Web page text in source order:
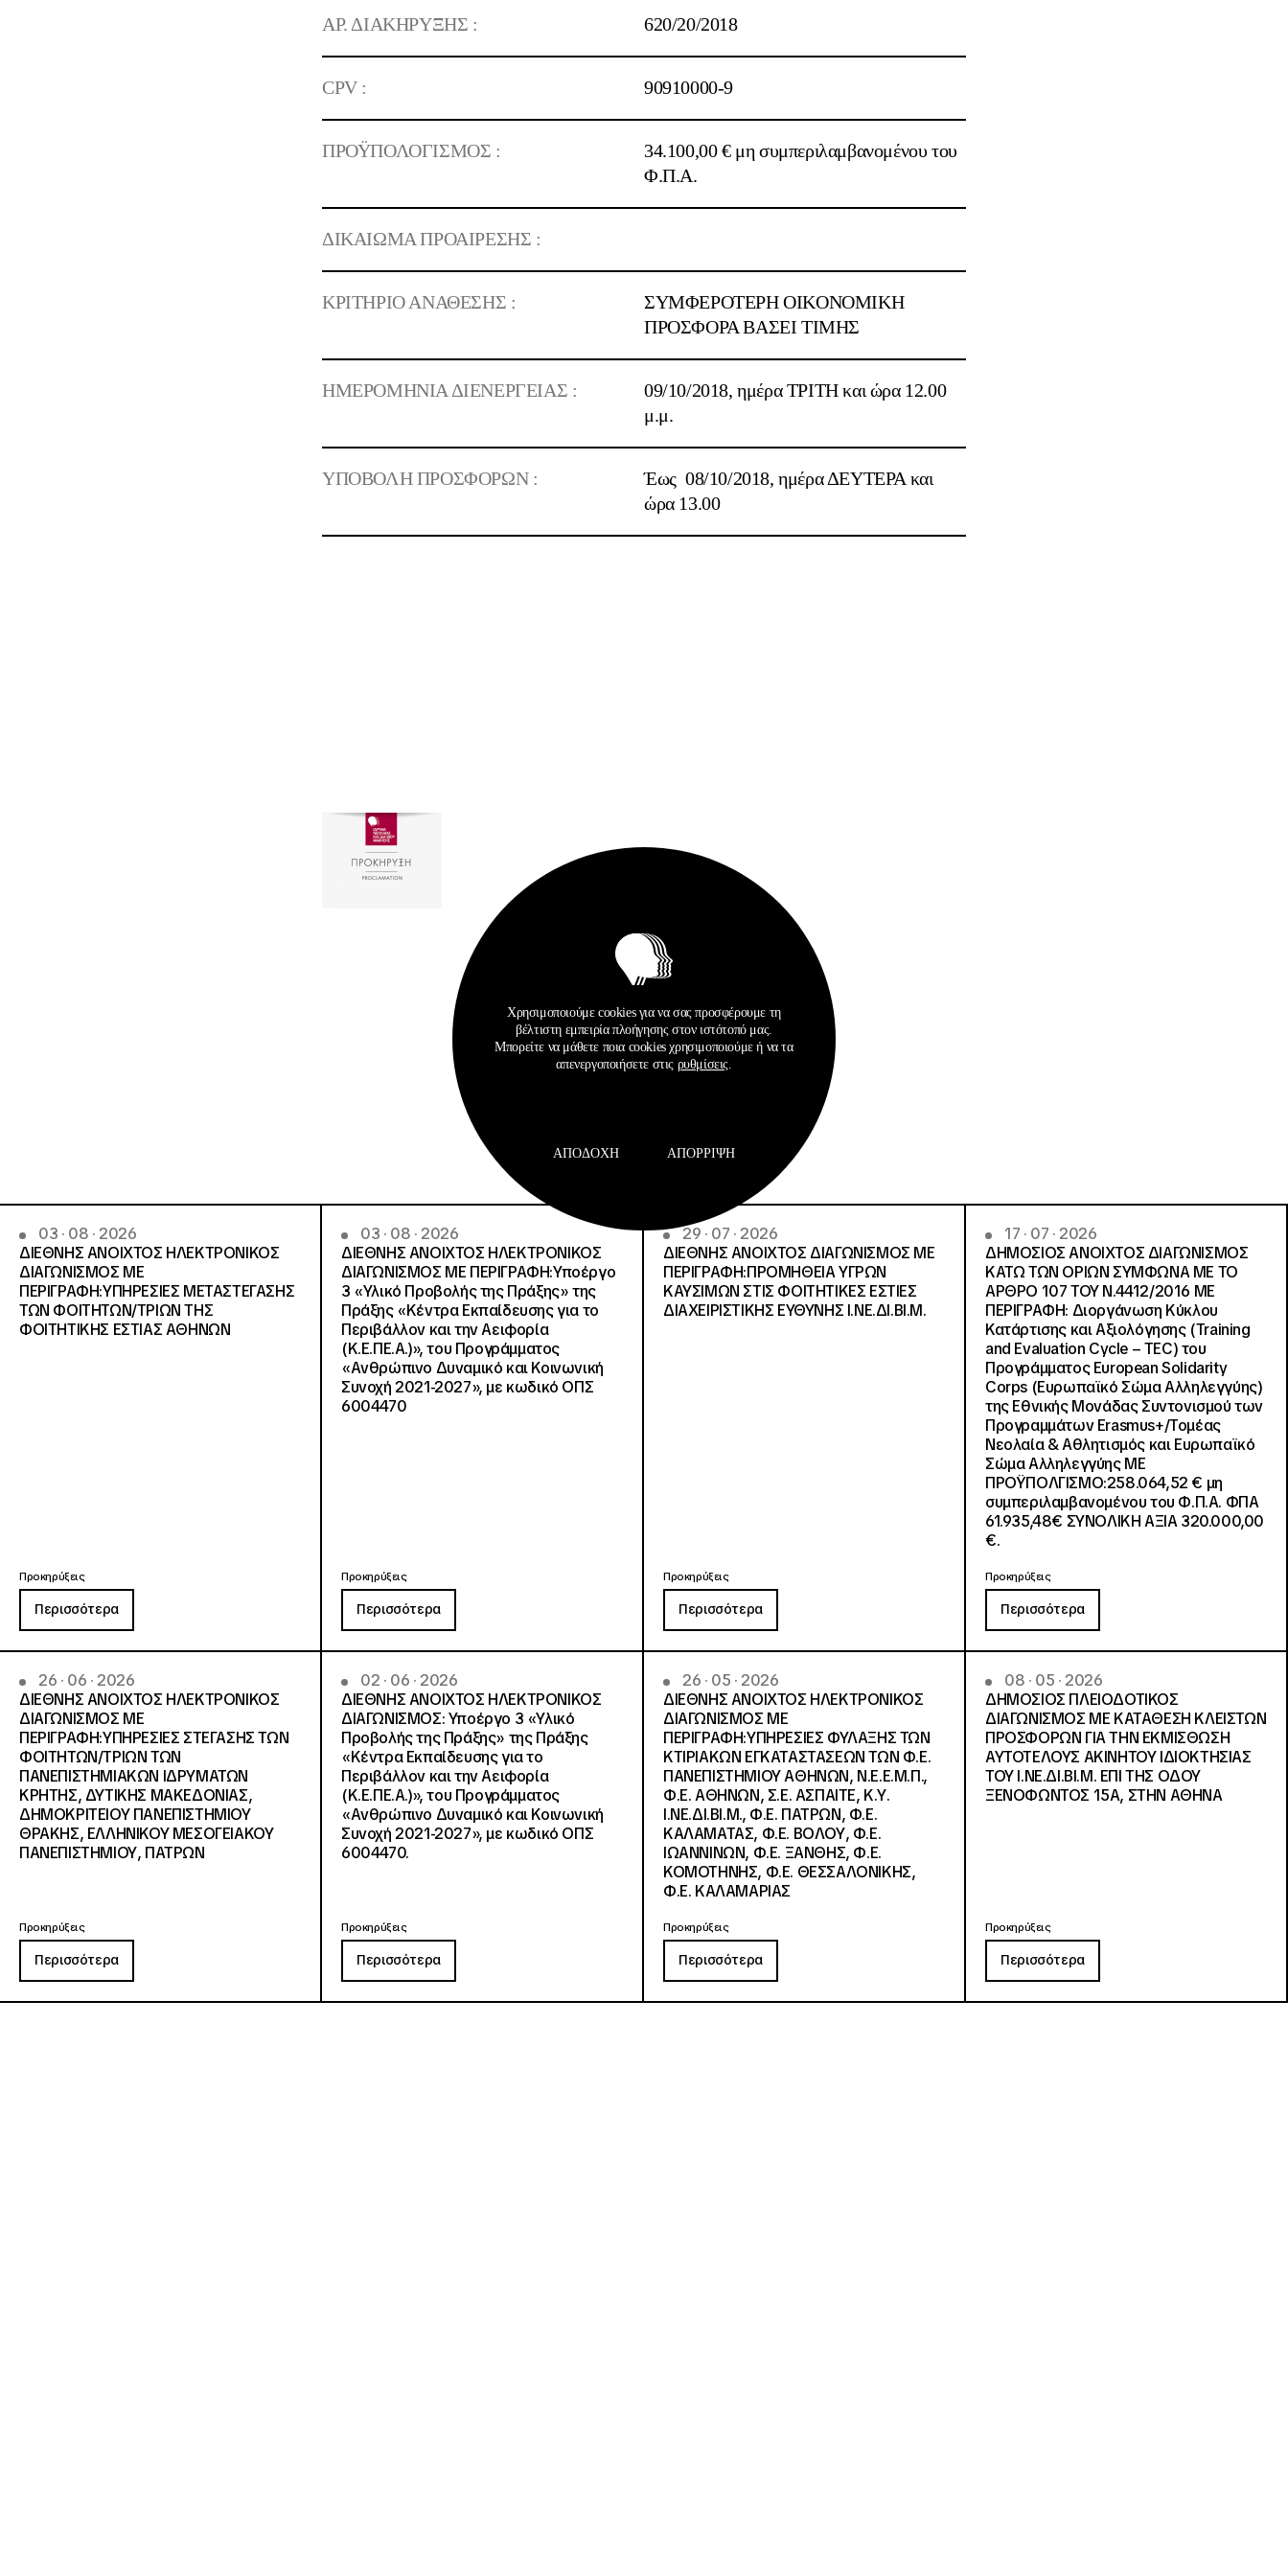
ΑΡ. ΔΙΑΚΗΡΥΞΗΣ : 620/20/2018
CPV : 90910000-9
ΠΡΟΫΠΟΛΟΓΙΣΜΟΣ : 34.100,00 €μη συμπεριλαμβανομένου του
Φ.Π.Α.
ΔΙΚΑΙΩΜΑ ΠΡΟΑΙΡΕΣΗΣ :
ΚΡΙΤΗΡΙΟ ΑΝΑΘΕΣΗΣ :
ΣΥΜΦΕΡΟΤΕΡΗ OIKONOMIKH
ΠΡΟΣΦΟΡΑ ΒΑΣΕΙ ΤΙΜΗΣ
ΗΜΕΡΟΜΗΝΙΑ ΔΙΕΝΕΡΓΕΙΑΣ : 09/10/2018, ημέρα ΤΡΙΤΗ και ώρα 12.00
μ.μ.
ΥΠΟΒΟΛΗ ΠΡΟΣΦΟΡΩΝ : Έως 08/10/2018, ημέρα ΔΕΥΤΕΡΑ και
ώρα 13.00
Σχετικά Αρχεία
03 · 08 · 2026
ΔΙΕΘΝΗΣ ΑΝΟΙΧΤΟΣ ΗΛΕΚΤΡΟΝΙΚΟΣ
ΔΙΑΓΩΝΙΣΜΟΣ ΜΕ
ΠΕΡΙΓΡΑΦΗ:ΥΠΗΡΕΣΙΕΣ METAΣΤΕΓΑΣΗΣ
ΤΩΝ ΦΟΙΤΗΤΩΝ/ΤΡΙΩΝ ΤΗΣ
ΦΟΙΤΗΤΙΚΗΣ ΕΣΤΙΑΣ ΑΘΗΝΩΝ
Προκηρύξεις
Περισσότερα
03 · 08 · 2026
ΔΙΕΘΝΗΣ ΑΝΟΙΧΤΟΣ ΗΛΕΚΤΡΟΝΙΚΟΣ
ΔΙΑΓΩΝΙΣΜΟΣ ΜΕ ΠΕΡΙΓΡΑΦΗ:Υποέργο
3 «Υλικό Προβολής της Πράξης» της
Πράξης «Κέντρα Εκπαίδευσης για το
Περιβάλλον και την Αειφορία
(Κ.Ε.ΠΕ.Α.)», του Προγράμματος
«Ανθρώπινο Δυναμικό και Κοινωνική
Συνοχή 2021-2027», με κωδικό ΟΠΣ
6004470
Προκηρύξεις
Περισσότερα
29 · 07 · 2026
ΔΙΕΘΝΗΣ ΑΝΟΙΧΤΟΣ ΔΙΑΓΩΝΙΣΜΟΣ ΜΕ
ΠΕΡΙΓΡΑΦΗ:ΠΡΟΜΗΘΕΙΑ ΥΓΡΩΝ
ΚΑΥΣΙΜΩΝ ΣΤΙΣ ΦΟΙΤΗΤΙΚΕΣ ΕΣΤΙΕΣ
ΔΙΑΧΕΙΡΙΣΤΙΚΗΣ ΕΥΘΥΝΗΣ Ι.ΝΕ.ΔΙ.ΒΙ.Μ.
Προκηρύξεις
Περισσότερα
17 · 07 · 2026
ΔΗΜΟΣΙΟΣ ΑΝΟΙΧΤΟΣ ΔΙΑΓΩΝΙΣΜΟΣ
ΚΑΤΩ ΤΩΝ ΟΡΙΩΝ ΣΥΜΦΩΝΑ ΜΕ ΤΟ
ΑΡΘΡΟ 107 ΤΟΥ Ν.4412/2016 ΜΕ
ΠΕΡΙΓΡΑΦΗ: Διοργάνωση Κύκλου
Κατάρτισης και Αξιολόγησης (Training
and Evaluation Cycle – TEC) του
Προγράμματος European Solidarity
Corps (Ευρωπαϊκό Σώμα Αλληλεγγύης)
της Εθνικής Μονάδας Συντονισμού των
Προγραμμάτων Erasmus+/Τομέας
Νεολαία & Αθλητισμός και Ευρωπαϊκό
Σώμα Αλληλεγγύης ΜΕ
ΠΡΟΫΠΟΛΓΙΣΜΟ:258.064,52 € μη
συμπεριλαμβανομένου του Φ.Π.Α. ΦΠΑ
61.935,48€ ΣΥΝΟΛΙΚΗ ΑΞΙΑ 320.000,00
€.
Προκηρύξεις
Περισσότερα
26 · 06 · 2026
ΔΙΕΘΝΗΣ ΑΝΟΙΧΤΟΣ ΗΛΕΚΤΡΟΝΙΚΟΣ
ΔΙΑΓΩΝΙΣΜΟΣ ΜΕ
ΠΕΡΙΓΡΑΦΗ:ΥΠΗΡΕΣΙΕΣ ΣΤΕΓΑΣΗΣ ΤΩΝ
ΦΟΙΤΗΤΩΝ/ΤΡΙΩΝ ΤΩΝ
ΠΑΝΕΠΙΣΤΗΜΙΑΚΩΝ ΙΔΡΥΜΑΤΩΝ
KΡΗΤΗΣ, ΔΥΤΙΚΗΣ ΜΑΚΕΔΟΝΙΑΣ,
ΔΗΜΟΚΡΙΤΕΙΟΥ ΠΑΝΕΠΙΣΤΗΜΙΟΥ
ΘΡΑΚΗΣ, ΕΛΛΗΝΙΚΟΥ ΜΕΣΟΓΕΙΑΚΟΥ
ΠΑΝΕΠΙΣΤΗΜΙΟΥ, ΠΑΤΡΩΝ
Προκηρύξεις
Περισσότερα
02 · 06 · 2026
ΔΙΕΘΝΗΣ ΑΝΟΙΧΤΟΣ ΗΛΕΚΤΡΟΝΙΚΟΣ
ΔΙΑΓΩΝΙΣΜΟΣ: Υποέργο 3 «Υλικό
Προβολής της Πράξης» της Πράξης
«Κέντρα Εκπαίδευσης για το
Περιβάλλον και την Αειφορία
(Κ.Ε.ΠΕ.Α.)», του Προγράμματος
«Ανθρώπινο Δυναμικό και Κοινωνική
Συνοχή 2021-2027», με κωδικό ΟΠΣ
6004470.
Προκηρύξεις
Περισσότερα
26 · 05 · 2026
ΔΙΕΘΝΗΣ ΑΝΟΙΧΤΟΣ ΗΛΕΚΤΡΟΝΙΚΟΣ
ΔΙΑΓΩΝΙΣΜΟΣ ΜΕ
ΠΕΡΙΓΡΑΦΗ:ΥΠΗΡΕΣΙΕΣ ΦΥΛΑΞΗΣ ΤΩΝ
ΚΤΙΡΙΑΚΩΝ ΕΓΚΑΤΑΣΤΑΣΕΩΝ ΤΩΝ Φ.Ε.
ΠΑΝΕΠΙΣΤΗΜΙΟΥ ΑΘΗΝΩΝ, Ν.Ε.Ε.Μ.Π.,
Φ.Ε. ΑΘΗΝΩΝ, Σ.Ε. ΑΣΠΑΙΤΕ, Κ.Υ.
Ι.ΝΕ.ΔΙ.ΒΙ.Μ., Φ.Ε. ΠΑΤΡΩΝ, Φ.Ε.
ΚΑΛΑΜΑΤΑΣ, Φ.Ε. ΒΟΛΟΥ, Φ.Ε.
ΙΩΑΝΝΙΝΩΝ, Φ.Ε. ΞΑΝΘΗΣ, Φ.Ε.
ΚΟΜΟΤΗΝΗΣ, Φ.Ε. ΘΕΣΣΑΛΟΝΙΚΗΣ,
Φ.Ε. ΚΑΛΑΜΑΡΙΑΣ
Προκηρύξεις
Περισσότερα
08 · 05 · 2026
ΔΗΜΟΣΙΟΣ ΠΛΕΙΟΔΟΤΙΚΟΣ
ΔΙΑΓΩΝΙΣΜΟΣ ΜΕ ΚΑΤΑΘΕΣΗ ΚΛΕΙΣΤΩΝ
ΠΡΟΣΦΟΡΩΝ ΓΙΑ ΤΗΝ ΕΚΜΙΣΘΩΣΗ
ΑΥΤΟΤΕΛΟΥΣ ΑΚΙΝΗΤΟΥ ΙΔΙΟΚΤΗΣΙΑΣ
ΤΟΥ Ι.ΝΕ.ΔΙ.ΒΙ.Μ. ΕΠΙ ΤΗΣ ΟΔΟΥ
ΞΕΝΟΦΩΝΤΟΣ 15Α, ΣΤΗΝ ΑΘΗΝΑ
Προκηρύξεις
Περισσότερα
Χρησιμοποιούμε cookies για να σας προσφέρουμε τη
βέλτιστη εμπειρία πλοήγησης στον ιστότοπό μας.
Μπορείτε να μάθετε ποια cookies χρησιμοποιούμε ή να τα
απενεργοποιήσετε στις ρυθμίσεις
ΑΠΟΔΟΧΉ ΑΠΌΡΡΙΨΗ